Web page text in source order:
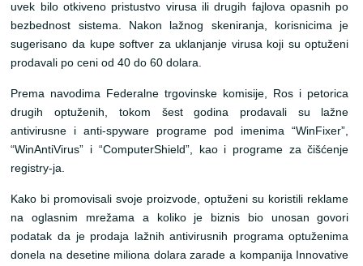
uvek bilo otkiveno pristustvo virusa ili drugih fajlova opasnih po
bezbednost sistema. Nakon lažnog skeniranja, korisnicima je
sugerisano da kupe softver za uklanjanje virusa koji su optuženi
prodavali po ceni od 40 do 60 dolara.
Prema navodima Federalne trgovinske komisije, Ros i petorica
drugih optuženih, tokom šest godina prodavali su lažne
antivirusne i anti-spyware programe pod imenima “WinFixer”,
“WinAntiVirus” i “ComputerShield”, kao i programe za čišćenje
registry-ja.
Kako bi promovisali svoje proizvode, optuženi su koristili reklame
na oglasnim mrežama a koliko je biznis bio unosan govori
podatak da je prodaja lažnih antivirusnih programa optuženima
donela na desetine miliona dolara zarade a kompanija Innovative